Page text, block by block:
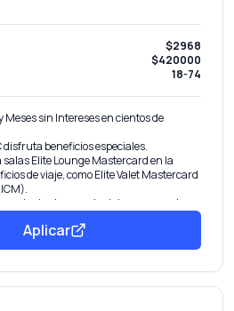
$2968
$420000
18-74
Meses sin Intereses en cientos de
disfruta beneficios especiales.
salas Elite Lounge Mastercard en la
de viaje, como Elite Valet Mastercard
demora de viaje, y seguro de
por daño accidental o robo dentro
te reembolsa la diferencia
o extiende hasta por un año adicional el
Aplicar